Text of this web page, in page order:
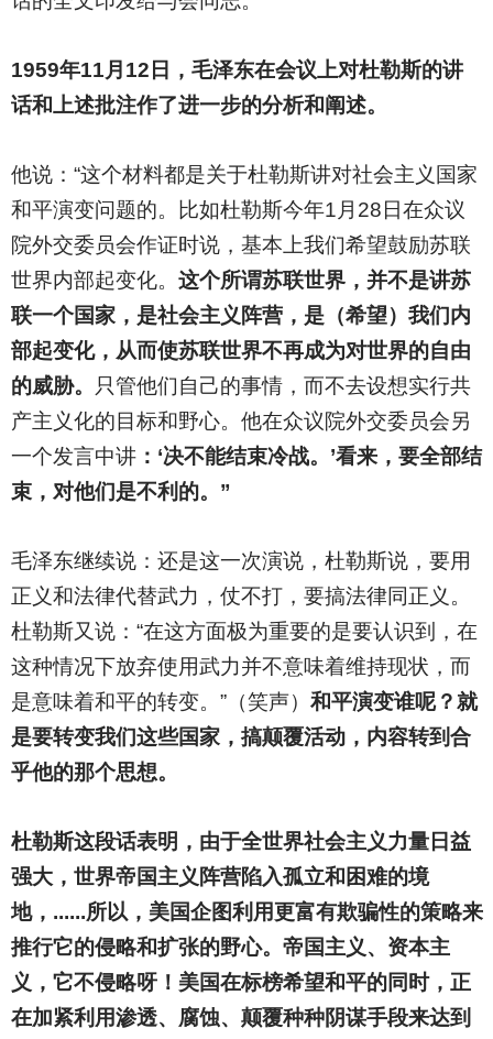
1959年11月12日，毛泽东在会议上对杜勒斯的讲
话和上述批注作了进一步的分析和阐述。
他说：“这个材料都是关于杜勒斯讲对社会主义国家
和平演变问题的。比如杜勒斯今年1月28日在众议
院外交委员会作证时说，基本上我们希望鼓励苏联
世界内部起变化。 这个所谓苏联世界，并不是讲苏
联一个国家，是社会主义阵营，是（希望）我们内
部起变化，从而使苏联世界不再成为对世界的自由
的威胁。
只管他们自己的事情，而不去设想实行共
产主义化的目标和野心。他在众议院外交委员会另
一个发言中讲：‘决不能结束冷战。’看来，要全部结
束，对他们是不利的。”
毛泽东继续说：还是这一次演说，杜勒斯说，要用
正义和法律代替武力，仗不打，要搞法律同正义。
杜勒斯又说：“在这方面极为重要的是要认识到，在
这种情况下放弃使用武力并不意味着维持现状，而
是意味着和平的转变。”（笑声） 和平演变谁呢？就
是要转变我们这些国家，搞颠覆活动，内容转到合
乎他的那个思想。
杜勒斯这段话表明，由于全世界社会主义力量日益
强大，世界帝国主义阵营陷入孤立和困难的境
地，......所以，美国企图利用更富有欺骗性的策略来
推行它的侵略和扩张的野心。帝国主义、资本主
义，它不侵略呀！美国在标榜希望和平的同时，正
在加紧利用渗透、腐蚀、颠覆种种阴谋手段来达到